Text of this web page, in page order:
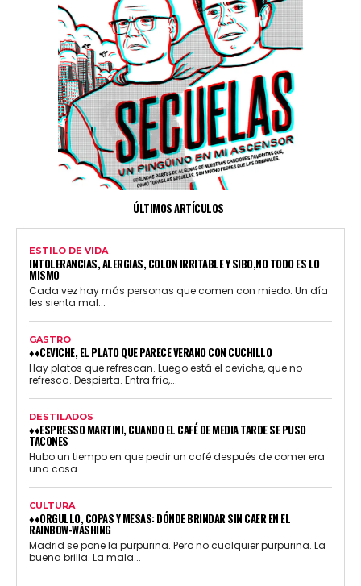
ÚLTIMOS ARTÍCULOS
ESTILO DE VIDA
INTOLERANCIAS, ALERGIAS, COLON IRRITABLE Y SIBO,NO TODO ES LO
MISMO
Cada vez hay más personas que comen con miedo. Un día
les sienta mal...
GASTRO
♦♦CEVICHE, EL PLATO QUE PARECE VERANO CON CUCHILLO
Hay platos que refrescan. Luego está el ceviche, que no
refresca. Despierta. Entra frío,...
DESTILADOS
♦♦ESPRESSO MARTINI, CUANDO EL CAFÉ DE MEDIA TARDE SE PUSO
TACONES
Hubo un tiempo en que pedir un café después de comer era
una cosa...
CULTURA
♦♦ORGULLO, COPAS Y MESAS: DÓNDE BRINDAR SIN CAER EN EL
RAINBOW-WASHING
Madrid se pone la purpurina. Pero no cualquier purpurina. La
buena brilla. La mala...